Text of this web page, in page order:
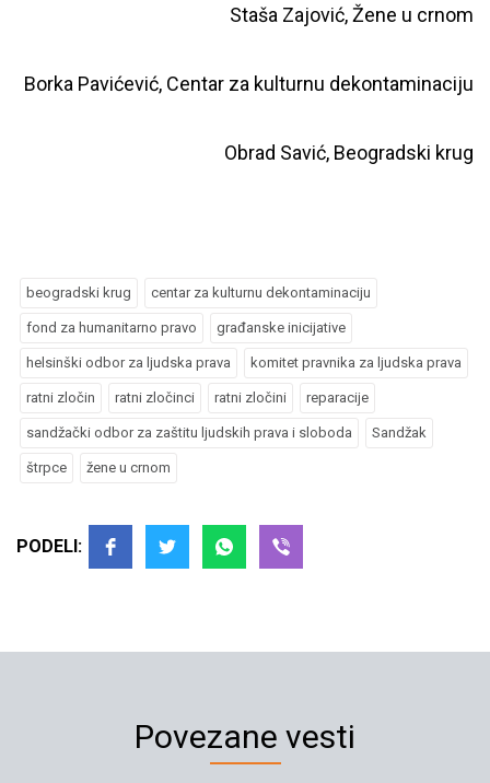
Staša Zajović, Žene u crnom
Borka Pavićević, Centar za kulturnu dekontaminaciju
Obrad Savić, Beogradski krug
beogradski krug centar za kulturnu dekontaminaciju
fond za humanitarno pravo građanske inicijative
helsinški odbor za ljudska prava komitet pravnika za ljudska prava
ratni zločin ratni zločinci ratni zločini reparacije
sandžački odbor za zaštitu ljudskih prava i sloboda Sandžak
štrpce žene u crnom
PODELI:
Povezane vesti